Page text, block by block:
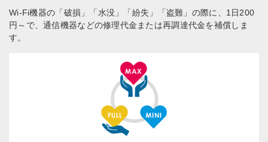
Wi-Fi機器の「破損」「水没」「紛失」「盗難」の際に、1日200
円～で、通信機器などの修理代金または再調達代金を補償しま
す。